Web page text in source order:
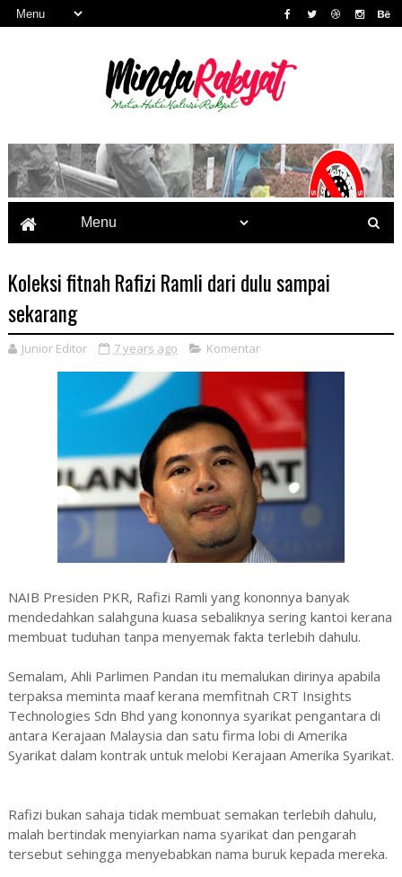
Koleksi fitnah Rafizi Ramli dari dulu sampai
sekarang
Junior Editor 7 years ago Komentar
NAIB Presiden PKR, Rafizi Ramli yang kononnya banyak
mendedahkan salahguna kuasa sebaliknya sering kantoi kerana
membuat tuduhan tanpa menyemak fakta terlebih dahulu.
Semalam, Ahli Parlimen Pandan itu memalukan dirinya apabila
terpaksa meminta maaf kerana memfitnah CRT Insights
Technologies Sdn Bhd yang kononnya syarikat pengantara di
antara Kerajaan Malaysia dan satu firma lobi di Amerika
Syarikat dalam kontrak untuk melobi Kerajaan Amerika Syarikat.
Rafizi bukan sahaja tidak membuat semakan terlebih dahulu,
malah bertindak menyiarkan nama syarikat dan pengarah
tersebut sehingga menyebabkan nama buruk kepada mereka.